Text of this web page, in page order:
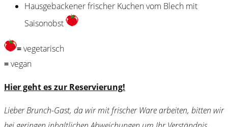
Hausgebackener frischer Kuchen vom Blech mit
Saisonobst
=vegetarisch
⁣=vegan
Hier geht es zur Reservierung!
Lieber Brunch-Gast, da wir mit frischer Ware arbeiten, bitten wir